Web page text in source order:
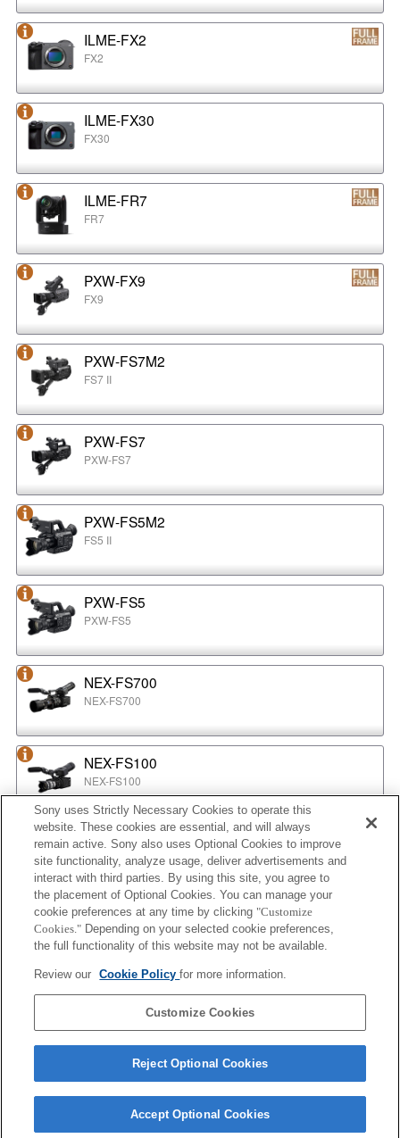
ILME-FX2
FX2
ILME-FX30
FX30
ILME-FR7
FR7
PXW-FX9
FX9
PXW-FS7M2
FS7 II
PXW-FS7
PXW-FS7
PXW-FS5M2
FS5 II
PXW-FS5
PXW-FS5
NEX-FS700
NEX-FS700
NEX-FS100
NEX-FS100
NEX-EA50
NEX-EA50
MPC-2610
BURANO
Cookie Policy
Sony uses Strictly Necessary Cookies to operate this
website. These cookies are essential, and will always
remain active. Sony also uses Optional Cookies to improve
site functionality, analyze usage, deliver advertisements and
interact with third parties. By using this site, you agree to
the placement of Optional Cookies. You can manage your
cookie preferences at any time by clicking "Customize
Cookies." Depending on your selected cookie preferences,
the full functionality of this website may not be available.
Review our Cookie Policyfor more information.
Customize Cookies
Reject Optional Cookies
Accept Optional Cookies